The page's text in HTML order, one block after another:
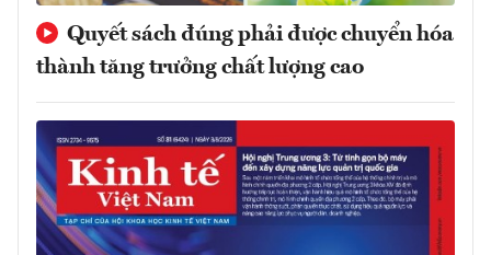
Quyết sách đúng phải được chuyển hóa
thành tăng trưởng chất lượng cao